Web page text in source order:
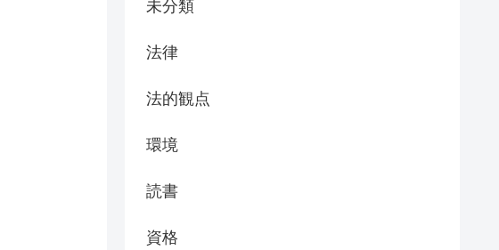
未分類
法律
法的観点
環境
読書
資格